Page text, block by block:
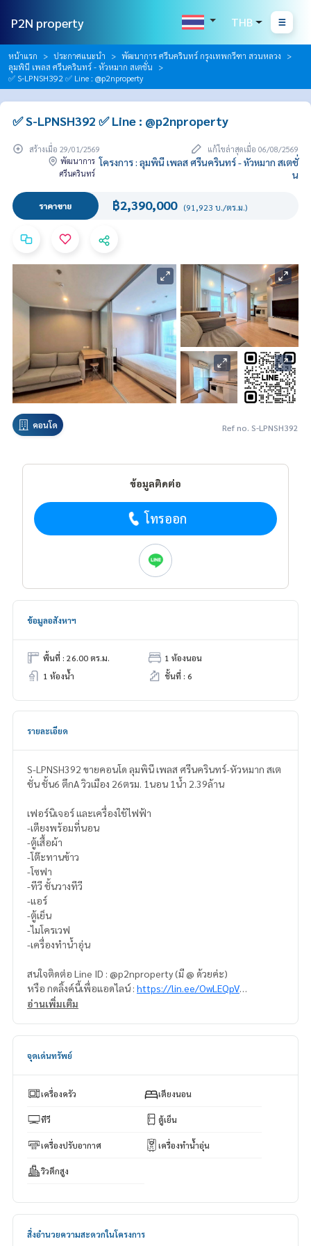
P2N property THB
หน้าแรก ประกาศแนะนำ
พัฒนาการ ศรีนครินทร์ กรุงเทพกรีฑา สวนหลวง
ลุมพินี เพลส ศรีนครินทร์ - หัวหมาก สเตชั่น
✅ S-LPNSH392 ✅ Line : @p2nproperty
✅ S-LPNSH392 ✅ Line : @p2nproperty
สร้างเมื่อ 29/01/2569
แก้ไขล่าสุดเมื่อ 06/08/2569
พัฒนาการ
ศรีนครินทร์
โครงการ : ลุมพินี เพลส ศรีนครินทร์ - หัวหมาก สเตชั่
น
ราคาขาย ฿2,390,000 (91,923 บ./ตร.ม.)
คอนโด Ref no. S-LPNSH392
ข้อมูลติดต่อ
โทรออก
ข้อมูลอสังหาฯ
พื้นที่ : 26.00 ตร.ม.
1 ห้องนอน
1 ห้องน้ำ
ชั้นที่ : 6
รายละเอียด
S-LPNSH392 ขายคอนโด ลุมพินี เพลส ศรีนครินทร์-หัวหมาก สเต
ชั่น ชั้น6 ตึกA วิวเมือง 26ตรม. 1นอน 1น้ำ 2.39ล้าน
เฟอร์นิเจอร์ และเครื่องใช้ไฟฟ้า
-เตียงพร้อมที่นอน
-ตู้เสื้อผ้า
-โต๊ะทานข้าว
-โซฟา
-ทีวี ชั้นวางทีวี
-แอร์
-ตู้เย็น
-ไมโครเวฟ
-เครื่องทำน้ำอุ่น
สนใจติดต่อ Line ID : @p2nproperty (มี @ ด้วยค่ะ)
หรือ กดลิ้งค์นี้เพื่อแอดไลน์ : https://lin.ee/OwLEQpV
* มีให้เลือกอีกหลายห้อง หลายโครงการค่ะ
Facebook Fanpage : P2N Property
ด ทั่วกรุงเทพฯ
อ่านเพิ่มเติม
จุดเด่นทรัพย์
เครื่องครัว เตียงนอน
ทีวี ตู้เย็น
เครื่องปรับอากาศ เครื่องทำน้ำอุ่น
วิวตึกสูง
สิ่งอำนวยความสะดวกในโครงการ